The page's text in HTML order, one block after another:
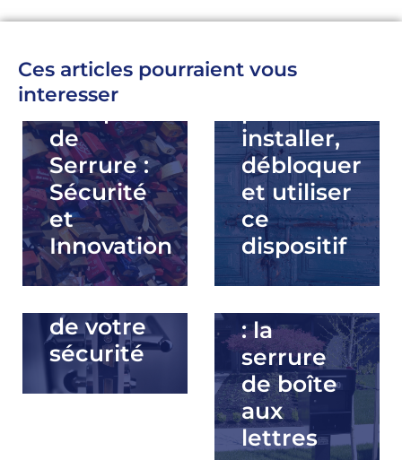
Ces articles pourraient vous
interesser
Top 10
des
Meilleures
Marques
de
Serrure :
Sécurité
et
Innovation
que vous
savoir
installer,
débloquer
et utiliser
ce
dispositif
La pêne
de porte :
un
élément
de votre
sécurité
Tout
: la
serrure
de boîte
aux
lettres